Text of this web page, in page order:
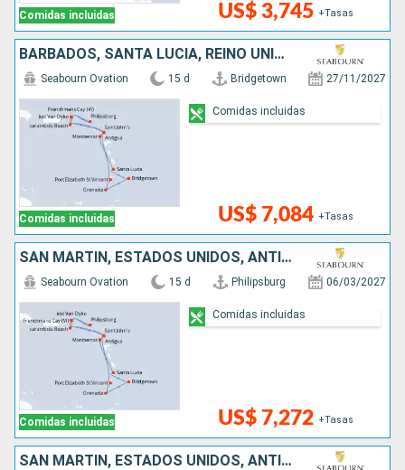
Comidas incluidas US$ 3,745 +Tasas
BARBADOS, SANTA LUCIA, REINO UNIDO, ANTIGUA Y BARBUDA, SAN MARTÍN, ESTADOS UNIDOS, SAN VINCENT Y LAS GRANADINAS, GRENADA
Comidas incluidas
Seabourn Ovation 15 d Bridgetown 27/11/2027
US$ 7,084 +Tasas
Comidas incluidas
SAN MARTÍN, ESTADOS UNIDOS, ANTIGUA Y BARBUDA, SAN VINCENT Y LAS GRANADINAS, GRENADA, BARBADOS, SANTA LUCIA, REINO UNIDO
Comidas incluidas
Seabourn Ovation 15 d Philipsburg 06/03/2027
US$ 7,272 +Tasas
Comidas incluidas
SAN MARTÍN, ESTADOS UNIDOS, ANTIGUA Y BARBUDA, SAN VINCENT Y LAS GRANADINAS, GRENADA, BARBADOS, SANTA LUCIA, REINO UNIDO